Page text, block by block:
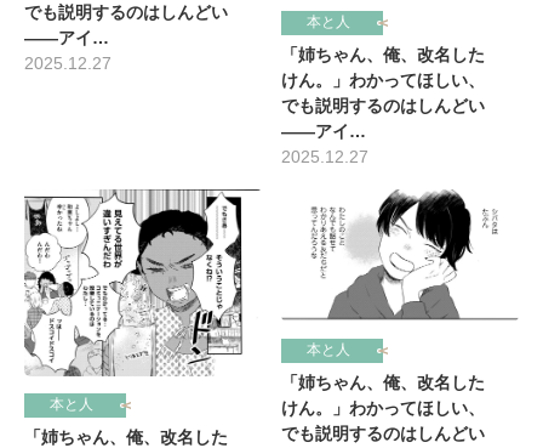
でも説明するのはしんどい
――アイ…
2025.12.27
本と人
「姉ちゃん、俺、改名した
けん。」わかってほしい、
でも説明するのはしんどい
――アイ…
2025.12.27
本と人
「姉ちゃん、俺、改名した
本と人
「姉ちゃん、俺、改名した
けん。」わかってほしい、
でも説明するのはしんどい